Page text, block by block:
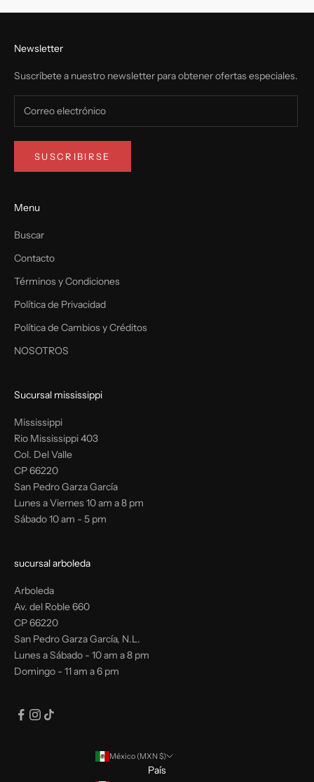
Newsletter
Suscríbete a nuestro newsletter para obtener ofertas especiales.
SUSCRIBIRSE
Menu
Buscar
Contacto
Términos y Condiciones
Política de Privacidad
Política de Cambios y Créditos
NOSOTROS
Sucursal mississippi
Mississippi
Rio Mississippi 403
Col. Del Valle
CP 66220
San Pedro Garza García
Lunes a Viernes 10 am a 8 pm
Sábado 10 am - 5 pm
sucursal arboleda
Arboleda
Av. del Roble 660
CP 66220
San Pedro Garza García, N.L.
Lunes a Sábado - 10 am a 8 pm
Domingo - 11 am a 6 pm
México (MXN $)
País